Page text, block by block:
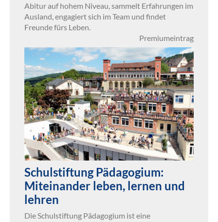
Abitur auf hohem Niveau, sammelt Erfahrungen im
Ausland, engagiert sich im Team und findet
Freunde fürs Leben.
Premiumeintrag
Schulstiftung Pädagogium:
Miteinander leben, lernen und
lehren
Die Schulstiftung Pädagogium ist eine